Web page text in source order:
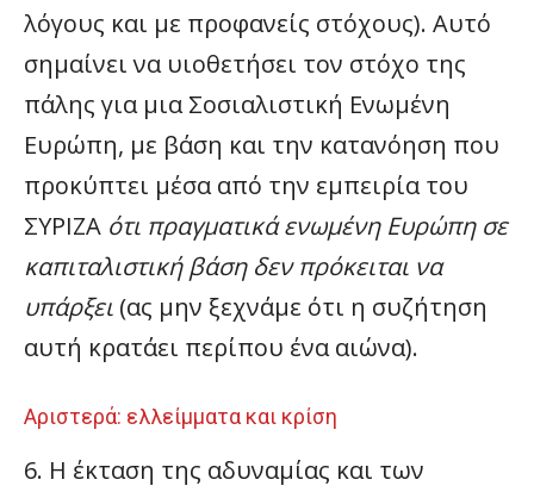
λόγους και με προφανείς στόχους). Αυτό
σημαίνει να υιοθετήσει τον στόχο της
πάλης για μια Σοσιαλιστική Ενωμένη
Ευρώπη, με βάση και την κατανόηση που
προκύπτει μέσα από την εμπειρία του
ΣΥΡΙΖΑ ότι πραγματικά ενωμένη Ευρώπη σε
καπιταλιστική βάση δεν πρόκειται να
υπάρξει (ας μην ξεχνάμε ότι η συζήτηση
αυτή κρατάει περίπου ένα αιώνα).
Αριστερά: ελλείμματα και κρίση
6. Η έκταση της αδυναμίας και των